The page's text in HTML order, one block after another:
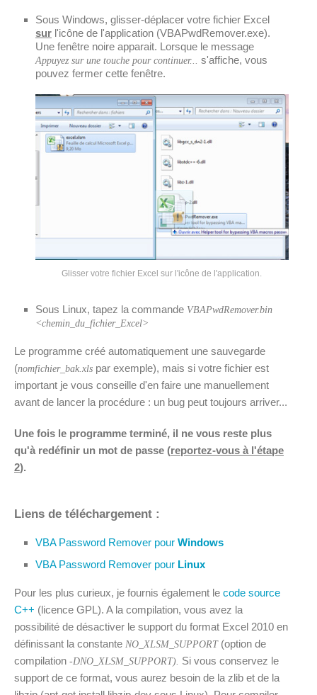
Sous Windows, glisser-déplacer votre fichier Excel
sur l'icône de l'application (VBAPwdRemover.exe).
Une fenêtre noire apparait. Lorsque le message
Appuyez sur une touche pour continuer... s'affiche, vous
pouvez fermer cette fenêtre.
Glisser votre fichier Excel sur l'icône de l'application.
Sous Linux, tapez la commande VBAPwdRemover.bin
<chemin_du_fichier_Excel>
Le programme créé automatiquement une sauvegarde
(nomfichier_bak.xls par exemple), mais si votre fichier est
important je vous conseille d'en faire une manuellement
avant de lancer la procédure : un bug peut toujours arriver...
Une fois le programme terminé, il ne vous reste plus
qu'à redéfinir un mot de passe (reportez-vous à l'étape
2).
Liens de téléchargement :
VBA Password Remover pour Windows
VBA Password Remover pour Linux
Pour les plus curieux, je fournis également le code source
C++ (licence GPL). A la compilation, vous avez la
possibilité de désactiver le support du format Excel 2010 en
définissant la constante NO_XLSM_SUPPORT(option de
compilation -DNO_XLSM_SUPPORT). Si vous conservez le
support de ce format, vous aurez besoin de la zlib et de la